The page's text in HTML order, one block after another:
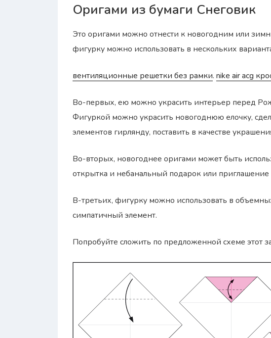
Оригами из бумаги Снеговик
Это оригами можно отнести к новогодним или
фигурку можно использовать в нескольких
вентиляционные решетки без рамки. nike air acg
Во-первых, ею можно украсить интерьер перед
Фигуркой можно украсить новогоднюю елочку,
элементов гирлянду, поставить в качестве
Во-вторых, новогоднее оригами может быть
открытка и небанальный подарок или приглашение
В-третьих, фигурку можно использовать в
симпатичный элемент.
Попробуйте сложить по предложенной схеме этот